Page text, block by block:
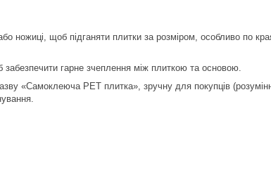
ножиці, щоб підганяти плитки за розміром, особливо по
гарне зчеплення між плиткою та основою.
«Самоклеюча PET плитка», зручну для покупців